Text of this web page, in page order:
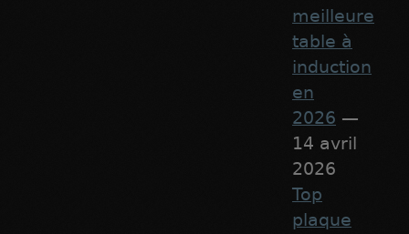
meilleure
table à
induction
en
2026 —
14 avril
2026
Top
plaque